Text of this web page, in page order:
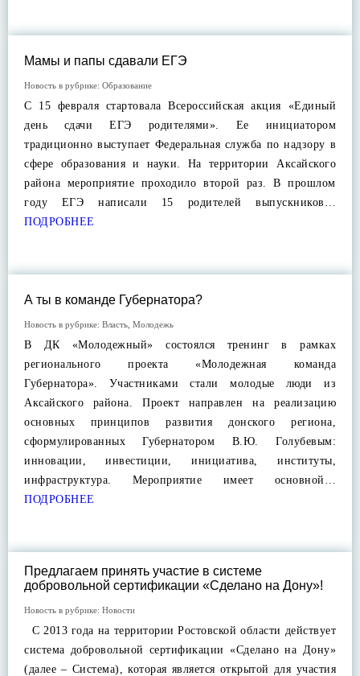
Мамы и папы сдавали ЕГЭ
Новость в рубрике: Образование
С 15 февраля стартовала Всероссийская акция «Единый
день сдачи ЕГЭ родителями». Ее инициатором
традиционно выступает Федеральная служба по надзору в
сфере образования и науки. На территории Аксайского
района мероприятие проходило второй раз. В прошлом
году ЕГЭ написали 15 родителей выпускников…
ПОДРОБНЕЕ
А ты в команде Губернатора?
Новость в рубрике: Власть Молодежь
В ДК «Молодежный» состоялся тренинг в рамках
регионального проекта «Молодежная команда
Губернатора». Участниками стали молодые люди из
Аксайского района. Проект направлен на реализацию
основных принципов развития донского региона,
сформулированных Губернатором В.Ю. Голубевым:
инновации, инвестиции, инициатива, институты,
инфраструктура. Мероприятие имеет основной…
ПОДРОБНЕЕ
Предлагаем принять участие в системе
добровольной сертификации «Сделано на Дону»!
Новость в рубрике: Новости
С 2013 года на территории Ростовской области действует
система добровольной сертификации «Сделано на Дону»
(далее – Система), которая является открытой для участия